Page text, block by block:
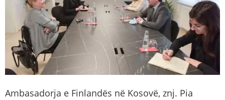
Ambasadorja e Finlandës në Kosovë, znj. Pia